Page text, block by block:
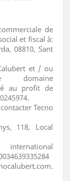
de
et fiscal à:
08810, Sant
et / ou
au profit de
Tecno
118, Local